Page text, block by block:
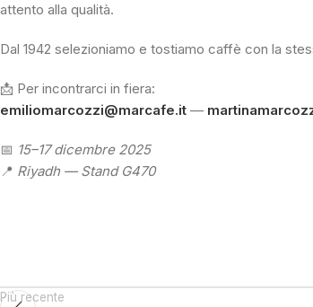
attento alla qualità.
Dal 1942 selezioniamo e tostiamo caffè con la
📩 Per incontrarci in fiera:
emiliomarcozzi@marcafe.it —
📅 15–17 dicembre 2025
📍 Riyadh — Stand G470
Più recente